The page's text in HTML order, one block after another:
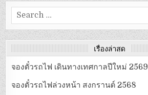
Search
for:
เรื่องล่าสุด
จองตั๋วรถไฟ เดินทางเทศกาลปีใหม่ 2569
จองตั๋วรถไฟล่วงหน้า สงกรานต์ 2568